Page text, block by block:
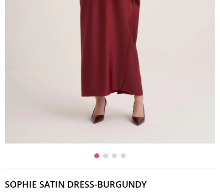
SOPHIE SATIN DRESS-BURGUNDY